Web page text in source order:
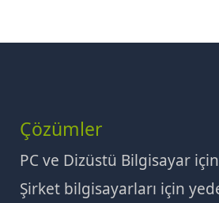
Çözümler
PC ve Dizüstü Bilgisayar
Şirket bilgisayarları için